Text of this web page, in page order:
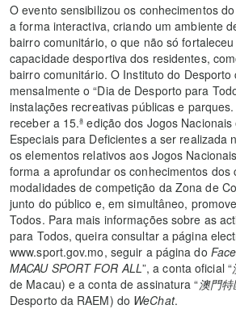
O evento sensibilizou os conhecimentos
a forma interactiva, criando um ambiente
bairro comunitário, o que não só
capacidade desportiva dos residentes,
bairro comunitário. O Instituto do
mensalmente o “Dia de Desporto para
instalações recreativas públicas e
receber a 15.ª edição dos Jogos
Especiais para Deficientes a ser realizada
os elementos relativos aos Jogos
forma a aprofundar os conhecimentos dos
modalidades de competição da Zona de
junto do público e, em simultâneo,
Todos. Para mais informações sobre as
para Todos, queira consultar a página
www.sport.gov.mo, seguir a página do
MACAU SPORT FOR ALL”, a conta oficial “
de Macau) e a conta de assinatura “澳門
Desporto da RAEM) do WeChat.